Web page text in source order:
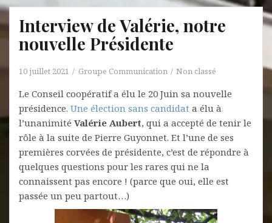
Interview de Valérie, notre
nouvelle Présidente
10 juillet 2021 Groupe Communication Non classé
Le Conseil coopératif a élu le 20 Juin sa nouvelle
présidence. Une élection sans candidat a élu à
l’unanimité Valérie Aubert, qui a accepté de tenir le
rôle à la suite de Pierre Guyonnet. Et l’une de ses
premières corvées de présidente, c’est de répondre à
quelques questions pour les rares qui ne la
connaissent pas encore ! (parce que oui, elle est
passée un peu partout…)